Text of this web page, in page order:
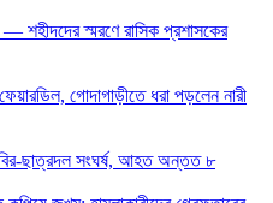
শহীদদের স্মরণে রাসিক প্রশাসকের
গোদাগাড়ীতে ধরা পড়লেন নারী
ছাত্রদল সংঘর্ষ, আহত অন্তত ৮